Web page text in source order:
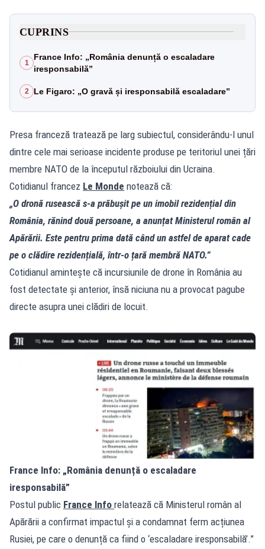
CUPRINS
1
France Info: „România denunță o escaladare
iresponsabilă”
2 Le Figaro: „O gravă și iresponsabilă escaladare”
Presa franceză tratează pe larg subiectul, considerându‑l unul
dintre cele mai serioase incidente produse pe teritoriul unei țări
membre NATO de la începutul războiului din Ucraina.
Cotidianul francez Le Monde notează că:
„O dronă rusească s‑a prăbușit pe un imobil rezidențial din
România, rănind două persoane, a anunțat Ministerul român al
Apărării. Este pentru prima dată când un astfel de aparat cade
pe o clădire rezidențială, într‑o țară membră NATO.”
Cotidianul amintește că incursiunile de drone în România au
fost detectate și anterior, însă niciuna nu a provocat pagube
directe asupra unei clădiri de locuit.
France Info: „România denunță o escaladare
iresponsabilă”
Postul public France Info relatează că Ministerul român al
Apărării a confirmat impactul și a condamnat ferm acțiunea
Rusiei, pe care o denunță ca fiind o ‘escaladare iresponsabilă’.”